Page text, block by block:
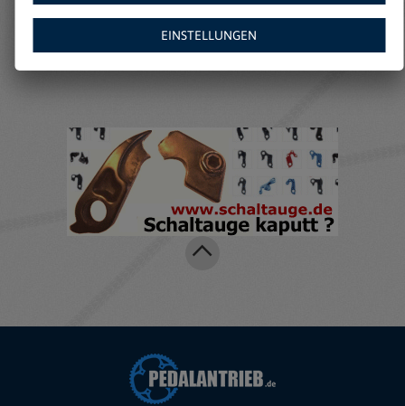
Weitere Angebote auf
Amazon:
EINSTELLUNGEN